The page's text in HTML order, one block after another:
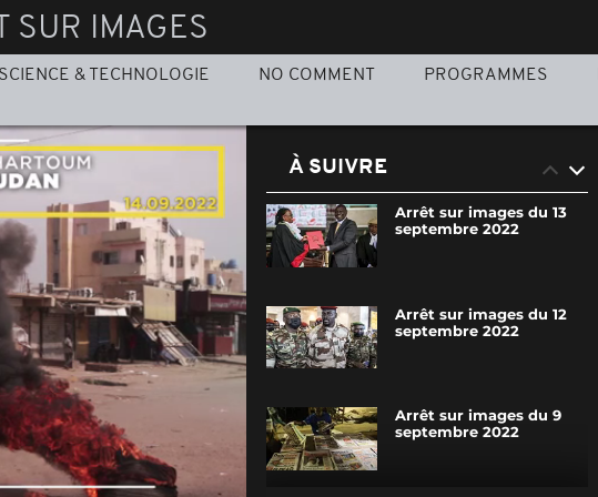
SUR IMAGES
SCIENCE & TECHNOLOGIE NO COMMENT PROGRAMMES
À SUIVRE
Arrêt sur images du 13
septembre 2022
Arrêt sur images du 12
septembre 2022
Arrêt sur images du 9
septembre 2022